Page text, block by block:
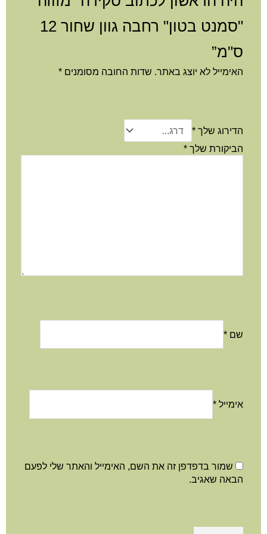
"סמנט בטון" רחבה גוון שחור 12
ס"מ”
האימייל לא יוצג באתר. שדות החובה מסומנים *
הדירוג שלך *
הביקורת שלך *
שם *
אימייל *
שמור בדפדפן זה את השם, האימייל והאתר שלי לפעם
הבאה שאגיב.